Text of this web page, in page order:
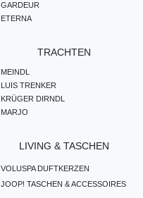
GARDEUR
ETERNA
TRACHTEN
MEINDL
LUIS TRENKER
KRÜGER DIRNDL
MARJO
LIVING & TASCHEN
VOLUSPA DUFTKERZEN
JOOP! TASCHEN & ACCESSOIRES